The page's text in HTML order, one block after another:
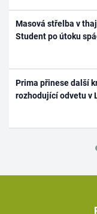
Masová střelba v
Student po útoku
Prima přinese další
rozhodující odvetu v